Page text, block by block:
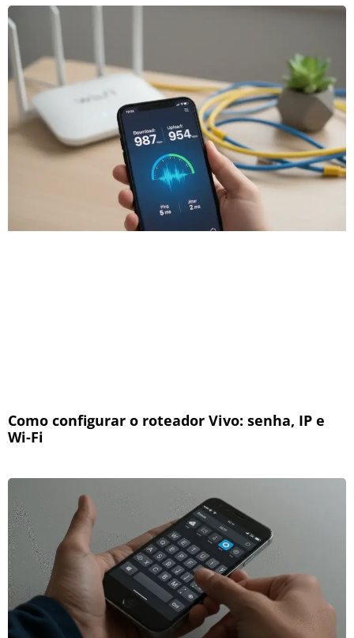
Como configurar o roteador Vivo: senha, IP e
Wi-Fi